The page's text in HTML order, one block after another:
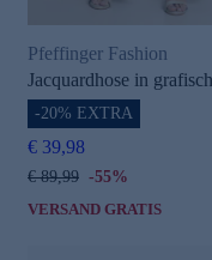
Pfeffinger Fashion
Jacquardhose in
-20% EXTRA
€ 39,98
€ 89,99 -55%
VERSAND GRATIS